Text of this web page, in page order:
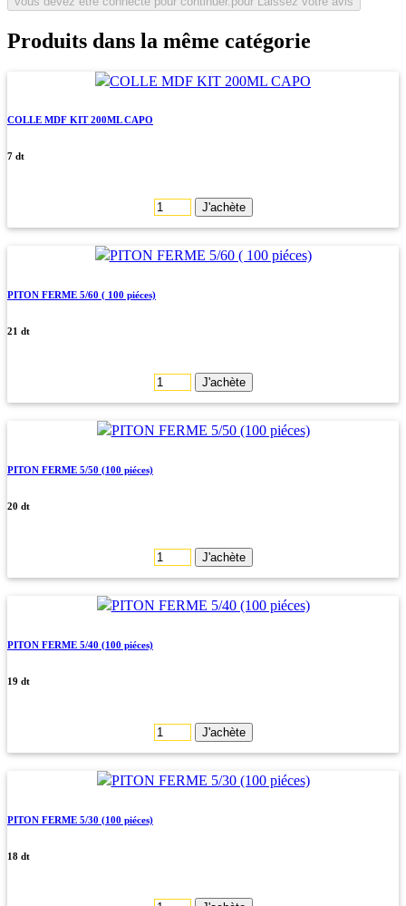
Produits dans la même catégorie
COLLE MDF KIT 200ML CAPO
7 dt
J'achète
PITON FERME 5/60 ( 100 piéces)
21 dt
J'achète
PITON FERME 5/50 (100 piéces)
20 dt
J'achète
PITON FERME 5/40 (100 piéces)
19 dt
J'achète
PITON FERME 5/30 (100 piéces)
18 dt